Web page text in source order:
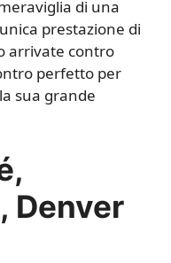
di una
prestazione di
arrivate contro
perfetto per
sua grande
Denver